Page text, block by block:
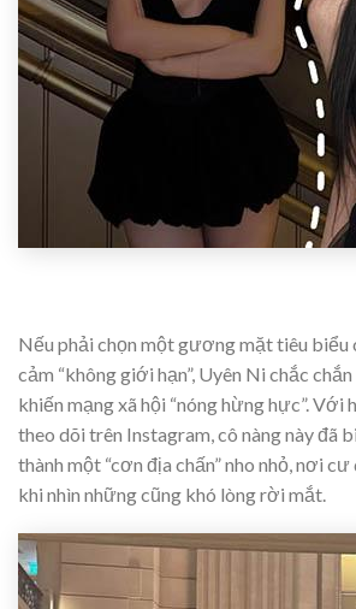
Nếu phải chọn một gương mặt tiêu biểu
cảm “không giới hạn”, Uyên Ni chắc
khiến mạng xã hội “nóng hừng hực”.
theo dõi trên Instagram, cô nàng này đã
thành một “cơn địa chấn” nho nhỏ, nơi
khi nhìn những cũng khó lòng rời mắt.